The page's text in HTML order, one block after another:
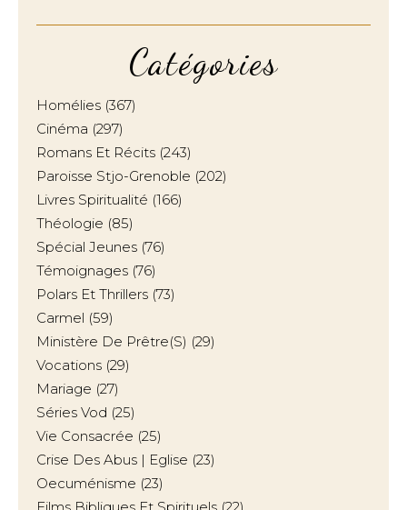
Catégories
Homélies (367)
Cinéma (297)
Romans Et Récits (243)
Paroisse Stjo-Grenoble (202)
Livres Spiritualité (166)
Théologie (85)
Spécial Jeunes (76)
Témoignages (76)
Polars Et Thrillers (73)
Carmel (59)
Ministère De Prêtre(s) (29)
Vocations (29)
Mariage (27)
Séries Vod (25)
Vie Consacrée (25)
Crise Des Abus | Eglise (23)
Oecuménisme (23)